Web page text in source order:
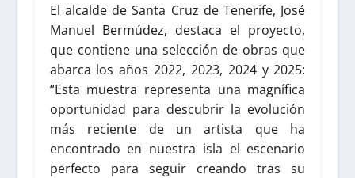
El alcalde de Santa Cruz de Tenerife, José
Manuel Bermúdez, destaca el proyecto,
que contiene una selección de obras que
abarca los años 2022, 2023, 2024 y 2025:
“Esta muestra representa una magnífica
oportunidad para descubrir la evolución
más reciente de un artista que ha
encontrado en nuestra isla el escenario
perfecto para seguir creando tras su